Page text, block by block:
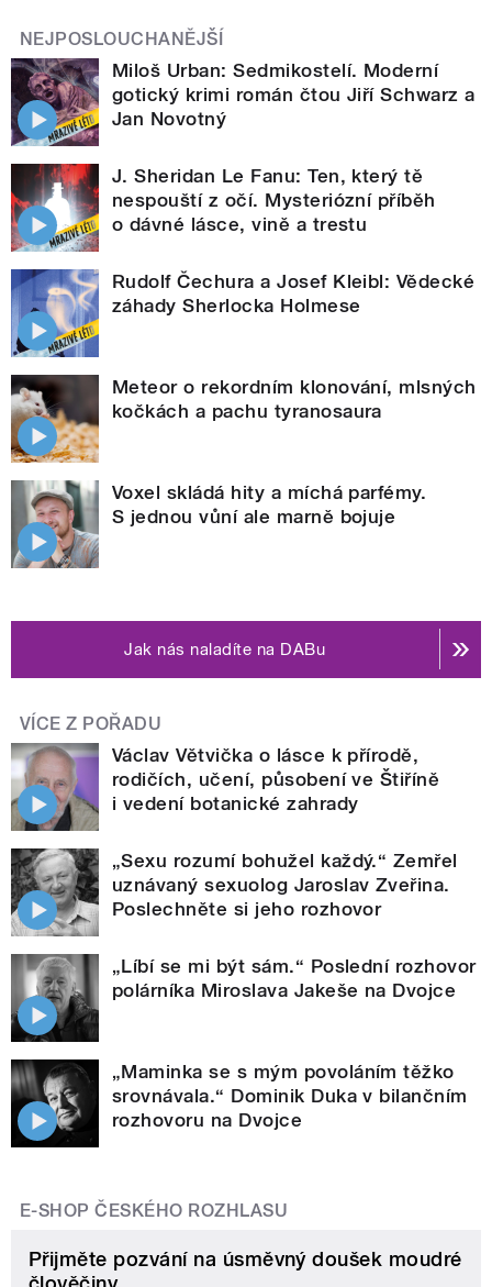
NEJPOSLOUCHANĚJŠÍ
Miloš Urban: Sedmikostelí. Moderní
gotický krimi román čtou Jiří Schwarz a
Jan Novotný
J. Sheridan Le Fanu: Ten, který tě
nespouští z očí. Mysteriózní příběh
o dávné lásce, vině a trestu
Rudolf Čechura a Josef Kleibl: Vědecké
záhady Sherlocka Holmese
Meteor o rekordním klonování, mlsných
kočkách a pachu tyranosaura
Voxel skládá hity a míchá parfémy.
S jednou vůní ale marně bojuje
Jak nás naladíte na DABu
VÍCE Z POŘADU
Václav Větvička o lásce k přírodě,
rodičích, učení, působení ve Štiříně
i vedení botanické zahrady
„Sexu rozumí bohužel každý.“ Zemřel
uznávaný sexuolog Jaroslav Zveřina.
Poslechněte si jeho rozhovor
„Líbí se mi být sám.“ Poslední rozhovor
polárníka Miroslava Jakeše na Dvojce
„Maminka se s mým povoláním těžko
srovnávala.“ Dominik Duka v bilančním
rozhovoru na Dvojce
E-SHOP ČESKÉHO ROZHLASU
Přijměte pozvání na úsměvný doušek moudré